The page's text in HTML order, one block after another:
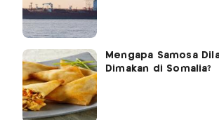
Mengapa Samosa
Dimakan di Somalia?